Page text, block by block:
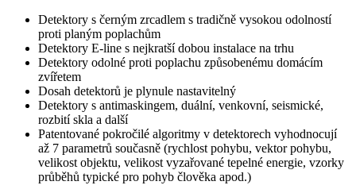
Detektory s černým zrcadlem s tradičně vysokou odolností
proti planým poplachům
Detektory E-line s nejkratší dobou instalace na trhu
Detektory odolné proti poplachu způsobenému domácím
zvířetem
Dosah detektorů je plynule nastavitelný
Detektory s antimaskingem, duální, venkovní, seismické,
rozbití skla a další
Patentované pokročilé algoritmy v detektorech vyhodnocují
až 7 parametrů současně (rychlost pohybu, vektor pohybu,
velikost objektu, velikost vyzařované tepelné energie, vzorky
průběhů typické pro pohyb člověka apod.)